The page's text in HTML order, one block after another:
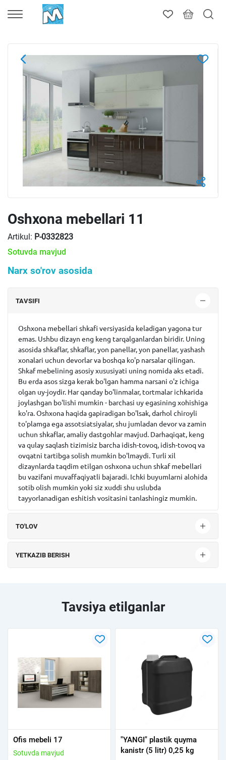
Oshxona mebellari 11
Artikul: P-0332823
Sotuvda mavjud
Narx so'rov asosida
TAVSIFI
Oshxona mebellari shkafi versiyasida keladigan yagona tur
emas. Ushbu dizayn eng keng tarqalganlardan biridir. Uning
asosida shkaflar, shkaflar, yon panellar, yon panellar, yashash
xonalari uchun devorlar va boshqa ko'p narsalar qilingan.
Shkaf mebelining asosiy xususiyati uning nomida aks etadi.
Bu erda asos sizga kerak bo'lgan hamma narsani o'z ichiga
olgan uy-joydir. Har qanday bo'linmalar, tortmalar ichkarida
joylashgan bo'lishi mumkin - barchasi uy egasining xohishiga
ko'ra. Oshxona haqida gapiradigan bo'lsak, darhol chiroyli
to'plamga ega assotsiatsiyalar, shu jumladan devor va zamin
uchun shkaflar, amaliy dastgohlar mavjud. Darhaqiqat, keng
va qulay saqlash tizimisiz barcha idish-tovoq, idish-tovoq va
ovqatni tartibga solish mumkin bo'lmaydi. Turli xil
dizaynlarda taqdim etilgan oshxona uchun shkaf mebellari
bu vazifani muvaffaqiyatli bajaradi. Ichki buyumlarni alohida
sotib olish mumkin yoki siz xuddi shu uslubda
tayyorlanadigan eshitish vositasini tanlashingiz mumkin.
TO'LOV
YETKAZIB BERISH
Tavsiya etilganlar
Ofis mebeli 17
Sotuvda mavjud
"YANGI" plastik quyma
kanistr (5 litr) 0,25 kg